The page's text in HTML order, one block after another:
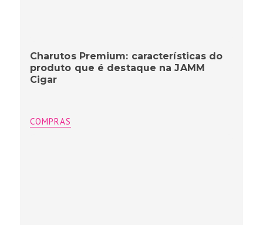
Charutos Premium: características do
produto que é destaque na JAMM
Cigar
COMPRAS